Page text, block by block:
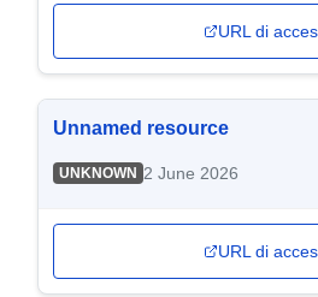
URL di
Unnamed resource
UNKNOWN 2 June 2026
URL di